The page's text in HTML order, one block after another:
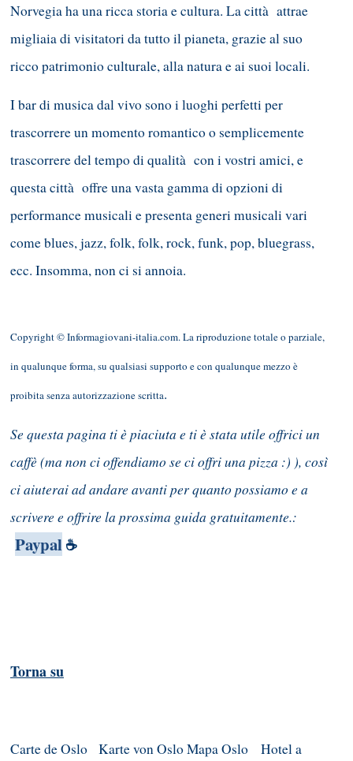
Norvegia ha una ricca storia e cultura. La città attrae
migliaia di visitatori da tutto il pianeta, grazie al suo
ricco patrimonio culturale, alla natura e ai suoi locali.
I bar di musica dal vivo sono i luoghi perfetti per
trascorrere un momento romantico o semplicemente
trascorrere del tempo di qualità con i vostri amici, e
questa città offre una vasta gamma di opzioni di
performance musicali e presenta generi musicali vari
come blues, jazz, folk, folk, rock, funk, pop, bluegrass,
ecc. Insomma, non ci si annoia.
Copyright © Informagiovani-italia.com. La riproduzione totale o parziale,
in qualunque forma, su qualsiasi supporto e con qualunque mezzo è
proibita senza autorizzazione scritta.
Se questa pagina ti è piaciuta e ti è stata utile offrici un
caffè (ma non ci offendiamo se ci offri una pizza :) ), così
ci aiuterai ad andare avanti per quanto possiamo e a
scrivere e offrire la prossima guida gratuitamente.:
Paypal ☕
Torna su
Carte de Oslo Karte von OsloMapa Oslo Hotel a